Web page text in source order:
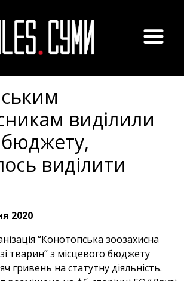
виділили
виділити
2020
“Конотопська зоозахисна
тварин” з місцевого бюджету
гривень на статутну діяльність.